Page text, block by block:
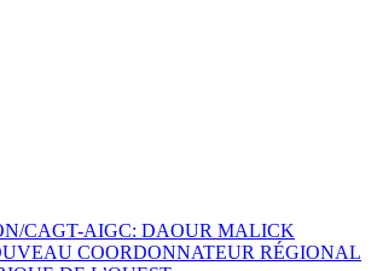
CAGT-AIGC: DAOUR MALICK
COORDONNATEUR RÉGIONAL